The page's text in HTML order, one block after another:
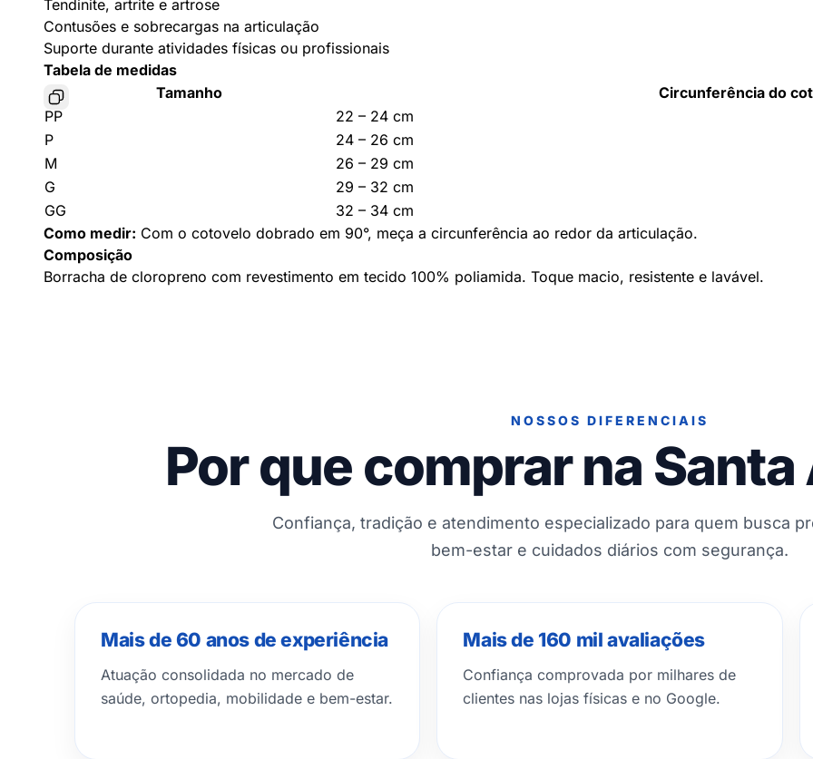
Tendinite, artrite e artrose
Contusões e sobrecargas na articulação
Suporte durante atividades físicas ou profissionais
Tabela de medidas
Tamanho
Circunferência do
PP
22 – 24 cm
P
24 – 26 cm
M
26 – 29 cm
G
29 – 32 cm
GG
32 – 34 cm
Como medir: Com o cotovelo dobrado em 90°, meça a circunferência ao redor da articulação.
Composição
Borracha de cloropreno com revestimento em tecido 100% poliamida. Toque macio, resistente e lavável.
NOSSOS DIFERENCIAIS
Por que comprar na
Confiança, tradição e atendimento especializado para quem busca
bem-estar e cuidados diários com segurança.
Mais de 60 anos de experiência
Atuação consolidada no mercado de
saúde, ortopedia, mobilidade e bem-estar.
Mais de 160 mil avaliações
Confiança comprovada por milhares de
clientes nas lojas físicas e no Google.